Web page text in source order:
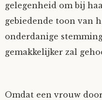
gelegenheid om bij
gebiedende toon van
onderdanige
gemakkelijker zal
Omdat een vrouw